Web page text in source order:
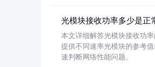
光模块接收功率多少是正
本文详细解答光模块接收功
提供不同速率光模块的参考
速判断网络性能问题。